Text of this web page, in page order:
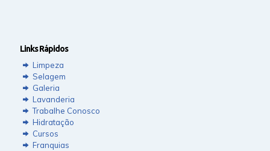
Links Rápidos
Limpeza
Selagem
Galeria
Lavanderia
Trabalhe Conosco
Hidratação
Cursos
Franquias